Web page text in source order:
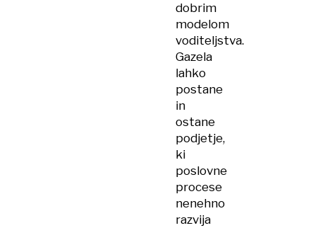
dobrim
modelom
voditeljstva.
Gazela
lahko
postane
in
ostane
podjetje,
ki
poslovne
procese
nenehno
razvija